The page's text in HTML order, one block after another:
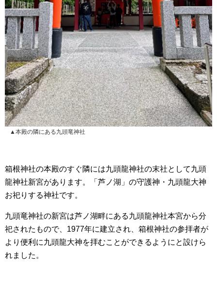
▲本殿の隣にある九頭竜神社
箱根神社の本殿のすぐ隣には九頭龍神社の末社として九頭
龍神社新宮があります。「芦ノ湖」の守護神・九頭龍大神
お祀りする神社です。
九頭竜神社の新宮は芦ノ湖畔にある九頭龍神社本宮から分
祀されたもので、1977年に建立され、箱根神社の参拝者が
より便利に九頭龍大神を拝むことができるようにと設けら
れました。